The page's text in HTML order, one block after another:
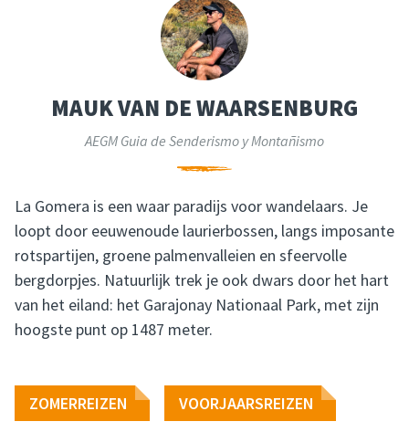
MAUK VAN DE WAARSENBURG
AEGM Guia de Senderismo y Montañismo
La Gomera is een waar paradijs voor wandelaars. Je
loopt door eeuwenoude laurierbossen, langs imposante
rotspartijen, groene palmenvalleien en sfeervolle
bergdorpjes. Natuurlijk trek je ook dwars door het hart
van het eiland: het Garajonay Nationaal Park, met zijn
hoogste punt op 1487 meter.
ZOMERREIZEN VOORJAARSREIZEN